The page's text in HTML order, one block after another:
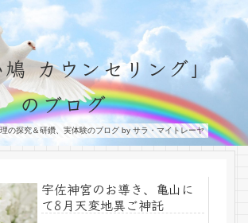
鳩 カウンセリング」
のブログ
の探究＆研鑽、実体験のブログ by サラ・マイトレーヤ
宇佐神宮のお導き、亀山に
て8月天変地異ご神託